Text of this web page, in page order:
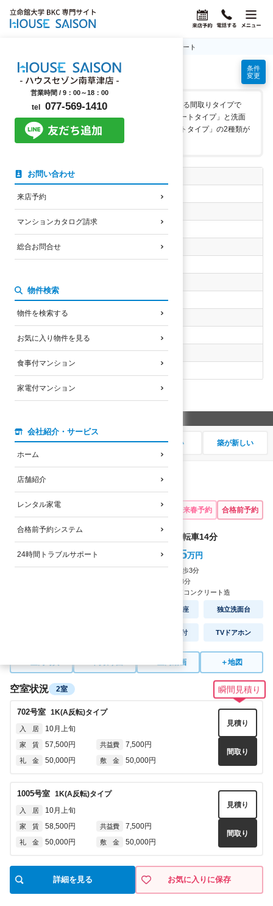
営業時間 / 9：00～18：00
tel 077-569-1410
お問い合わせ
来店予約
マンションカタログ請求
総合お問合せ
物件検索
物件を検索する
お気に入り物件を見る
食事付マンション
家電付マンション
会社紹介・サービス
ホーム
店舗紹介
レンタル家電
合格前予約システム
24時間トラブルサポート
セパレート
セパレートの学生マンション
学生様に人気のあるお風呂とトイレが分かれている間取りタイプで
す。洗面台が浴室内に設置してある「2点セパレートタイプ」と洗面
台が浴室外に独立で設置してある「3点セパレートタイプ」の2種類が
あります。
自転車の通学時間
指定なし
南草津駅まで徒歩時間
家賃上限
未選択
選択した設備・特徴
セパレート
物件名検索
検索結果 103
家賃が安い 大学に近い 駅に近い 築が新しい
ＭＮＫ-6
南草津駅前 来春予約 合格前予約
立命館大学BKCまで自転車14分
～5.85万円
徒歩3分
3分
鉄骨鉄筋コンクリート造
温水洗浄便座 独立洗面台
2口コンロ付 TVドアホン
室内動画 ＋地図
空室状況 2室 瞬間見積り
702号室 1K(A反転)タイプ
入 居 10月上旬
家 賃 57,500円 共益費 7,500円
礼 金 50,000円 敷 金 50,000円
見積り
間取り
1005号室 1K(A反転)タイプ
入 居 10月上旬
家 賃 58,500円 共益費 7,500円
礼 金 50,000円 敷 金 50,000円
見積り
間取り
詳細を見る お気に入りに保存
条件
変更